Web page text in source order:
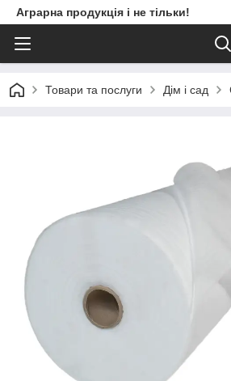
Аграрна продукція і не тільки!
Товари та послуги Дім і сад